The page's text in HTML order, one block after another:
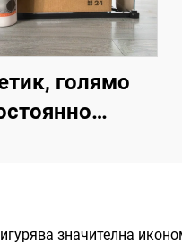
голямо
силикон,
значителна